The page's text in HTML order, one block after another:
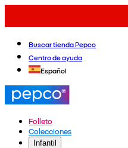
Buscar tienda Pepco
Centro de ayuda
Español
Folleto
Colecciones
Infantil